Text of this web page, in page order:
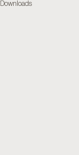
Downloads